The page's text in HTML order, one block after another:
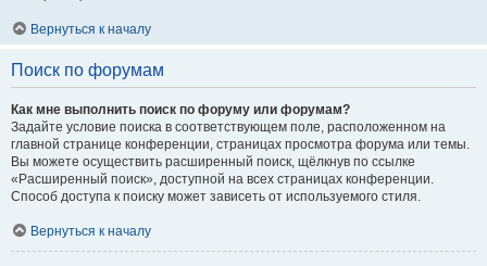
Вернуться к началу
Поиск по форумам
Как мне выполнить поиск по форуму или форумам?
Задайте условие поиска в соответствующем поле, расположенном на
главной странице конференции, страницах просмотра форума или темы.
Вы можете осуществить расширенный поиск, щёлкнув по ссылке
«Расширенный поиск», доступной на всех страницах конференции.
Способ доступа к поиску может зависеть от используемого стиля.
Вернуться к началу